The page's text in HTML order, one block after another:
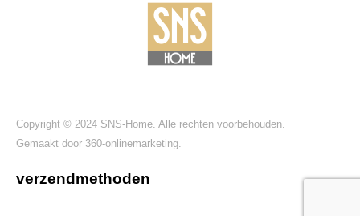
Copyright © 2024 SNS-Home. Alle rechten voorbehouden.
Gemaakt door 360-onlinemarketing.
verzendmethoden